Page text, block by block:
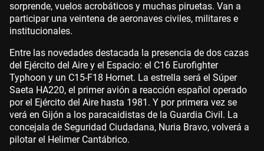
sorprende, vuelos acrobáticos y muchas piruetas. Van a
participar una veintena de aeronaves civiles, militares e
institucionales.
Entre las novedades destacada la presencia de dos cazas
del Ejército del Aire y el Espacio: el C16 Eurofighter
Typhoon y un C15-F18 Hornet. La estrella será el Súper
Saeta HA220, el primer avión a reacción español operado
por el Ejército del Aire hasta 1981. Y por primera vez se
verá en Gijón a los paracaidistas de la Guardia Civil. La
concejala de Seguridad Ciudadana, Nuria Bravo, volverá a
pilotar el Helimer Cantábrico.